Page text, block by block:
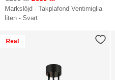
Markslöjd - Takplafond Ventimiglia
liten - Svart
Rea!